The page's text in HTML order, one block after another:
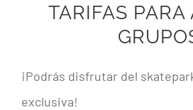
TARIFAS PARA
¡Podrás disfrutar del
exclusiva!